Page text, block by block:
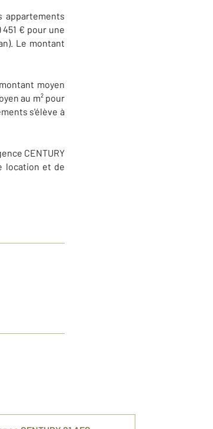
appartements
€ pour une
Le montant
moyen
au m² pour
s'élève à
CENTURY
location et de